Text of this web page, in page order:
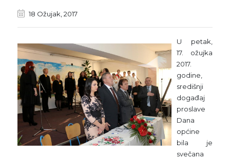
18 Ožujak, 2017
U petak,
17. ožujka
2017.
godine,
središnji
događaj
proslave
Dana
općine
bila je
svečana